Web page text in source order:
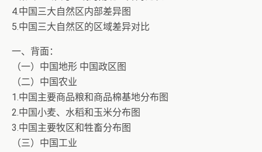
4.中国三大自然区内部差异图
5.中国三大自然区的区域差异对比
一、背面：
（一）中国地形 中国政区图
（二）中国农业
1.中国主要商品粮和商品棉基地分布图
2.中国小麦、水稻和玉米分布图
3.中国主要牧区和牲畜分布图
（三）中国工业